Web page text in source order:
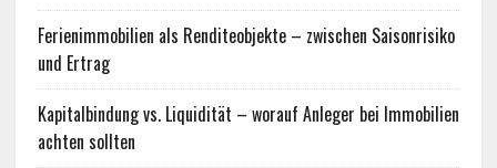
Ferienimmobilien als Renditeobjekte – zwischen Saisonrisiko
und Ertrag
Kapitalbindung vs. Liquidität – worauf Anleger bei Immobilien
achten sollten